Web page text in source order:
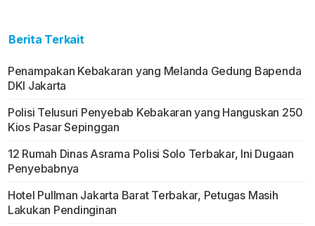
Berita Terkait
Penampakan Kebakaran yang Melanda Gedung Bapenda
DKI Jakarta
Polisi Telusuri Penyebab Kebakaran yang Hanguskan 250
Kios Pasar Sepinggan
12 Rumah Dinas Asrama Polisi Solo Terbakar, Ini Dugaan
Penyebabnya
Hotel Pullman Jakarta Barat Terbakar, Petugas Masih
Lakukan Pendinginan